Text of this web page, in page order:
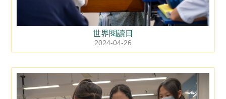
世界閱讀日
2024-04-26